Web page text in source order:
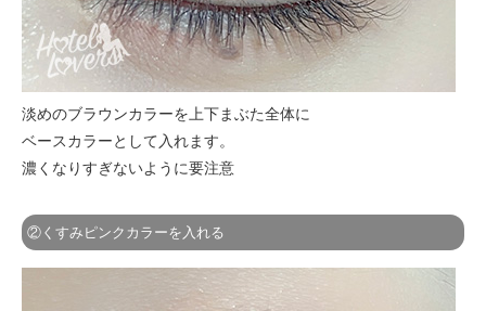
淡めのブラウンカラーを上下まぶた全体に
ベースカラーとして入れます。
濃くなりすぎないように要注意
②くすみピンクカラーを入れる